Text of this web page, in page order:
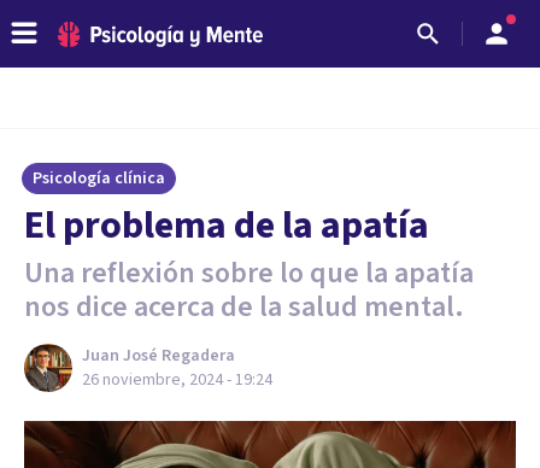
Psicología clínica
El problema de la apatía
Una reflexión sobre lo que la apatía
nos dice acerca de la salud mental.
Juan José Regadera
26 noviembre, 2024 - 19:24